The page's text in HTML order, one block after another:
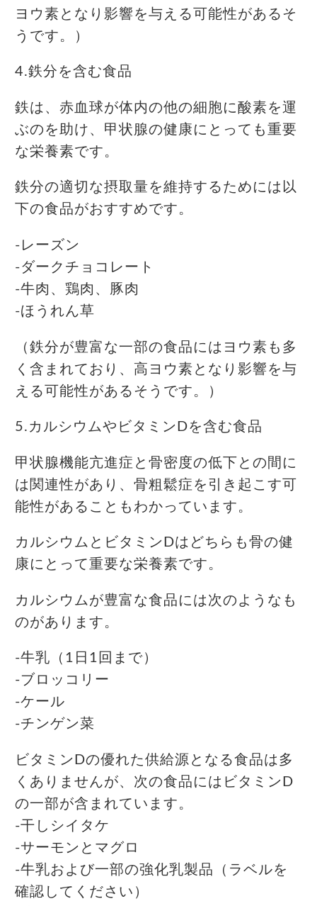
ヨウ素となり影響を与える可能性があるそ
うです。）
4.鉄分を含む食品
鉄は、赤血球が体内の他の細胞に酸素を運
ぶのを助け、甲状腺の健康にとっても重要
な栄養素です。
鉄分の適切な摂取量を維持するためには以
下の食品がおすすめです。
-レーズン
-ダークチョコレート
-牛肉、鶏肉、豚肉
-ほうれん草
（鉄分が豊富な一部の食品にはヨウ素も多
く含まれており、高ヨウ素となり影響を与
える可能性があるそうです。）
5.カルシウムやビタミンDを含む食品
甲状腺機能亢進症と骨密度の低下との間に
は関連性があり、骨粗鬆症を引き起こす可
能性があることもわかっています。
カルシウムとビタミンDはどちらも骨の健
康にとって重要な栄養素です。
カルシウムが豊富な食品には次のようなも
のがあります。
-牛乳（1日1回まで）
-ブロッコリー
-ケール
-チンゲン菜
ビタミンDの優れた供給源となる食品は多
くありませんが、次の食品にはビタミンD
の一部が含まれています。
-干しシイタケ
-サーモンとマグロ
-牛乳および一部の強化乳製品（ラベルを
確認してください）